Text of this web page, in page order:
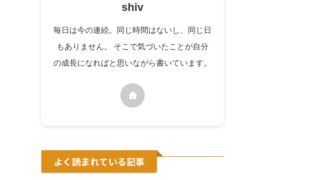
shiv
毎日は今の連続。同じ時間はないし、同じ日
もありません。 そこで気づいたことが自分
の成長になればと思いながら書いています。
よく読まれている記事